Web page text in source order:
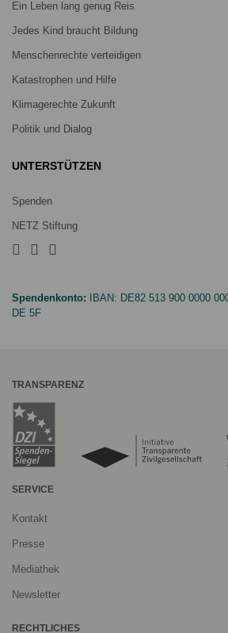
Ein Leben lang genug Reis
Jedes Kind braucht Bildung
Menschenrechte verteidigen
Katastrophen und Hilfe
Klimagerechte Zukunft
Politik und Dialog
UNTERSTÜTZEN
Spenden
NETZ Stiftung
Spendenkonto: IBAN: DE82 513 900 0000
DE 5F
TRANSPARENZ
SERVICE
Kontakt
Presse
Mediathek
Newsletter
RECHTLICHES